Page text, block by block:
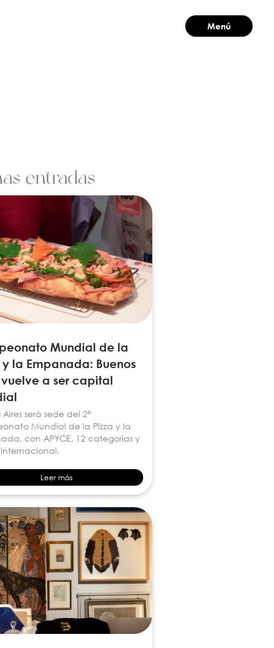
Menú
entradas
Mundial de la
y la Empanada: Buenos
vuelve a ser capital
Aires será sede del 2°
Mundial de la Pizza y la
con APYCE, 12 categorías y
Leer más